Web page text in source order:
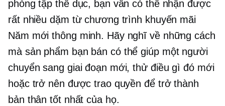
phòng tập thể dục, bạn vẫn có thể nhận được
rất nhiều dặm từ chương trình khuyến mãi
Năm mới thông minh. Hãy nghĩ về những cách
mà sản phẩm bạn bán có thể giúp một người
chuyển sang giai đoạn mới, thử điều gì đó mới
hoặc trở nên được trao quyền để trở thành
bản thân tốt nhất của họ.